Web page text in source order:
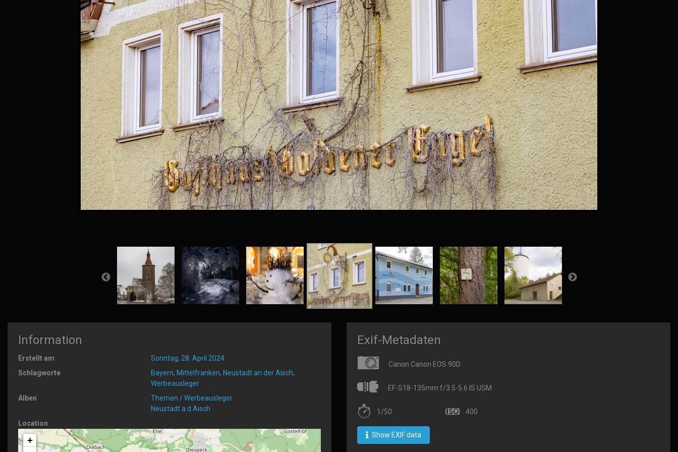
Information
Erstellt am
Sonntag, 28. April 2024
Schlagworte
Bayern, Mittelfranken, Neustadt an der Aisch,
Werbeausleger
Alben
Themen / Werbeausleger
Neustadt a.d.Aisch
Location
+
Exif-Metadaten
Canon Canon EOS 90D
EF-S18-135mm f/3.5-5.6 IS USM
1/50 400
Show EXIF data